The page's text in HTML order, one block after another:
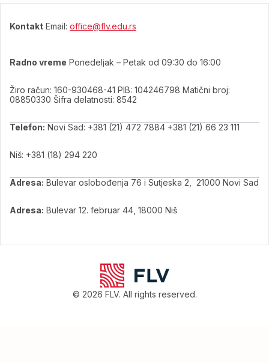
Kontakt Email: office@flv.edu.rs
Radno vreme Ponedeljak – Petak od 09:30 do 16:00
Žiro račun: 160-930468-41 PIB: 104246798 Matični broj:
08850330 Šifra delatnosti: 8542
Telefon: Novi Sad: +381 (21) 472 7884 +381 (21) 66 23 111
Niš: +381 (18) 294 220
Adresa: Bulevar oslobođenja 76 i Sutjeska 2, 21000 Novi Sad
Adresa: Bulevar 12. februar 44, 18000 Niš
© 2026 FLV. All rights reserved.